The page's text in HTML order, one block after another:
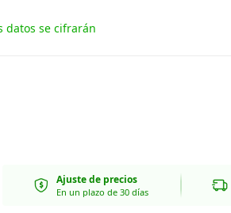
datos se cifrarán
Ajuste de precios
En un plazo de 30 días